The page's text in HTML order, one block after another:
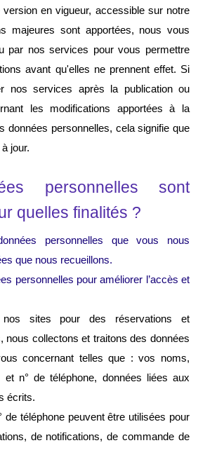
version en vigueur, accessible sur notre
majeures sont apportées, nous vous
par nos services pour vous permettre
avant qu'elles ne prennent effet. Si
nos services après la publication ou
les modifications apportées à la
données personnelles, cela signifie que
jour.
personnelles sont
quelles finalités ?
personnelles que vous nous
que nous recueillons.
personnelles pour améliorer l’accès et
nos sites pour des réservations et
nous collectons et traitons des données
concernant telles que : vos noms,
et n° de téléphone, données liées aux
écrits.
de téléphone peuvent être utilisées pour
de notifications, de commande de